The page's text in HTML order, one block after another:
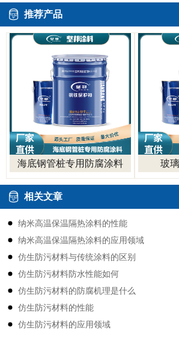
推荐产品
海底钢管桩专用防腐涂料 玻
相关文章
纳米高温保温隔热涂料的性能
纳米高温保温隔热涂料的应用领域
仿生防污材料与传统涂料的区别
仿生防污材料防水性能如何
仿生防污材料的防腐机理是什么
仿生防污材料的性能
仿生防污材料的应用领域